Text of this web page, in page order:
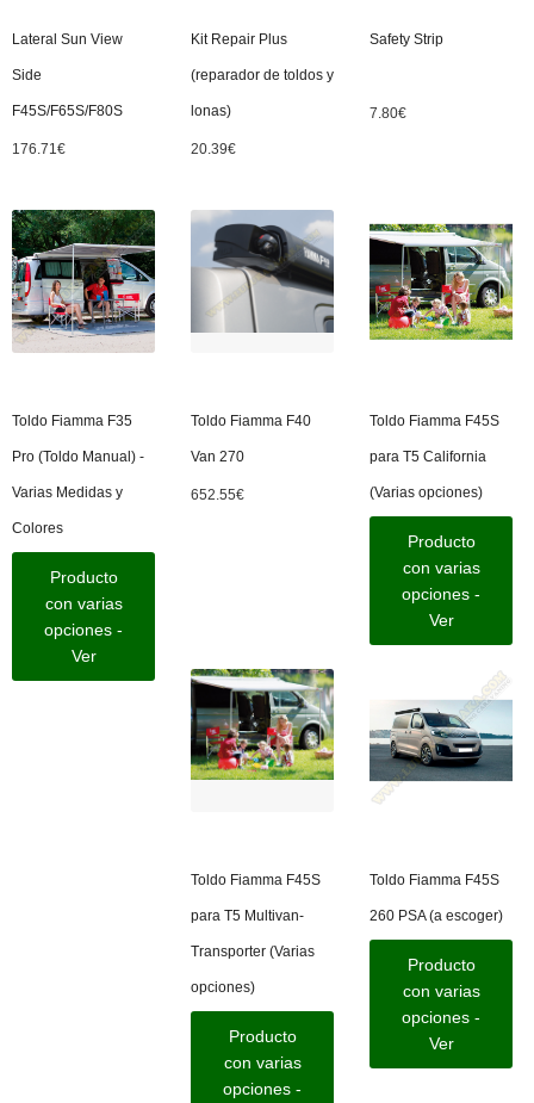
Lateral Sun View
Side
F45S/F65S/F80S
176.71€
Kit Repair Plus
(reparador de toldos y
lonas)
20.39€
Safety Strip
7.80€
Toldo Fiamma F35
Pro (Toldo Manual) -
Varias Medidas y
Colores
Producto
con varias
opciones -
Ver
Toldo Fiamma F40
Van 270
652.55€
Toldo Fiamma F45S
para T5 California
(Varias opciones)
Producto
con varias
opciones -
Ver
Toldo Fiamma F45S
para T5 Multivan-
Transporter (Varias
opciones)
Producto
con varias
opciones -
Toldo Fiamma F45S
260 PSA (a escoger)
Producto
con varias
opciones -
Ver